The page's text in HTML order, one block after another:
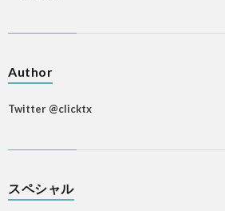
Author
Twitter @clicktx
スペシャル